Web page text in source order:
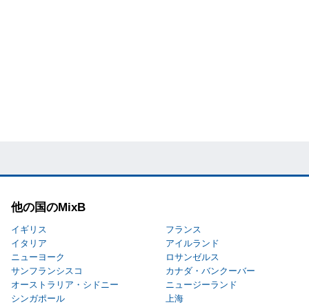
他の国のMixB
イギリス
フランス
イタリア
アイルランド
ニューヨーク
ロサンゼルス
サンフランシスコ
カナダ・バンクーバー
オーストラリア・シドニー
ニュージーランド
シンガポール
上海